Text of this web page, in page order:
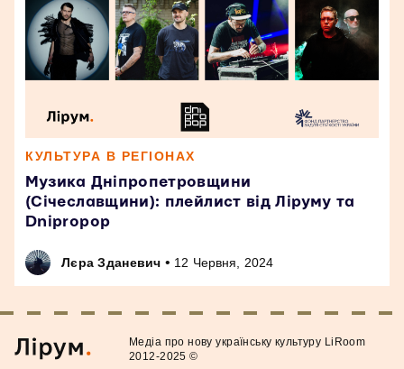
КУЛЬТУРА В РЕГІОНАХ
Музика Дніпропетровщини
(Січеславщини): плейлист від Ліруму та
Dnipropop
Лєра Зданевич • 12 Червня, 2024
Медiа про нову українську культуру LiRoom
2012-2025 ©